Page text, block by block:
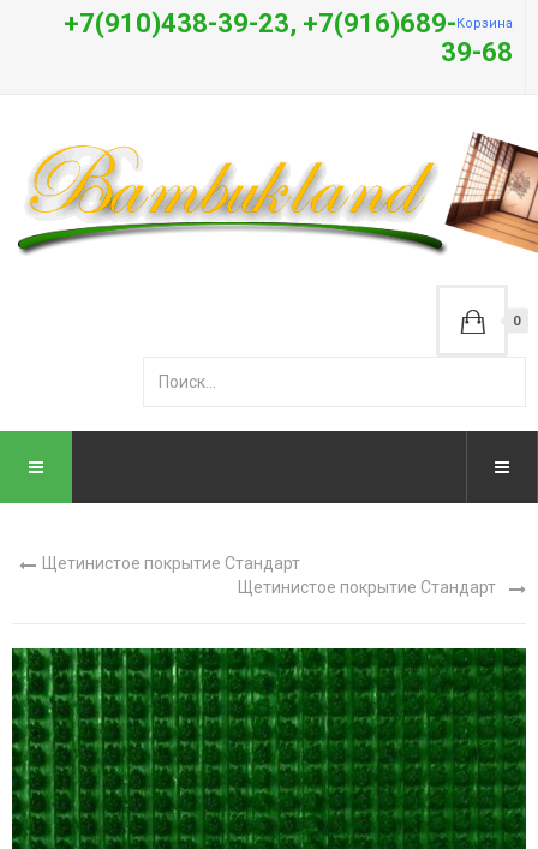
Корзина
+7(910)438-39-23, +7(916)689-
39-68
0
Щетинистое покрытие Стандарт
Щетинистое покрытие Стандарт